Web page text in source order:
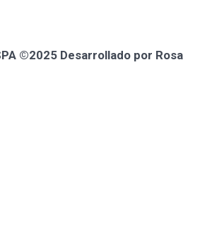
©2025 Desarrollado por Rosa